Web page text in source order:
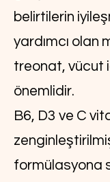
belirtilerin
yardımcı olan
treonat, vücut
önemlidir.
B6, D3 ve C
formülasyona